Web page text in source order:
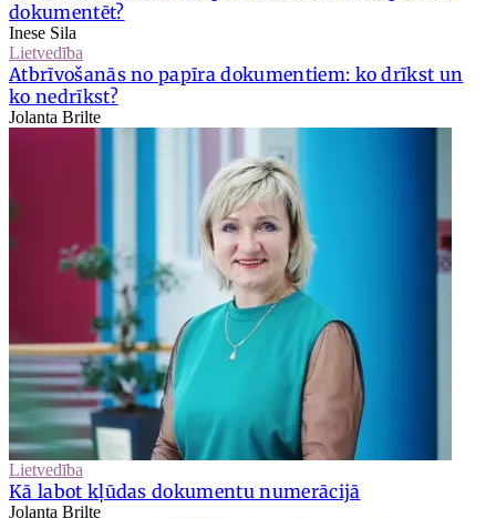
dokumentēt?
Inese Sila
Lietvedība
Atbrīvošanās no papīra dokumentiem: ko drīkst un
ko nedrīkst?
Jolanta Brilte
Lietvedība
Kā labot kļūdas dokumentu numerācijā
Jolanta Brilte